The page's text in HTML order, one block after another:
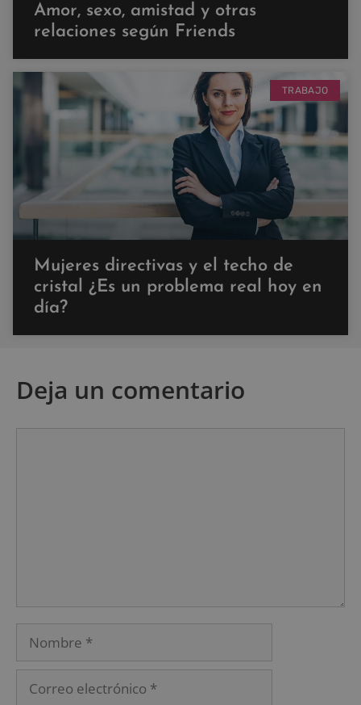
Amor, sexo, amistad y otras
relaciones según Friends
TRABAJO
Mujeres directivas y el techo de
cristal ¿Es un problema real hoy en
día?
Deja un comentario